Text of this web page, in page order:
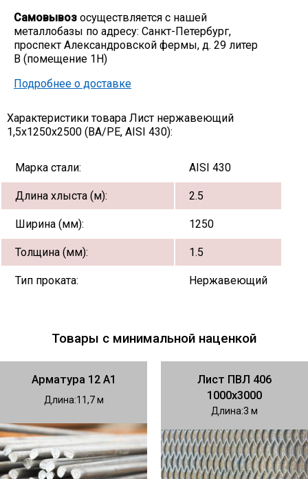
Алюминиевый прокат
Самовывоз осуществляется с нашей
металлобазы по адресу: Санкт-Петербург,
проспект Александровской фермы, д. 29 литер
В (помещение 1Н)
Подробнее о доставке
Характеристики товара Лист нержавеющий
1,5х1250х2500 (ВА/РЕ, AISI 430):
Марка стали: AISI 430
Длина хлыста (м): 2.5
Ширина (мм): 1250
Толщина (мм): 1.5
Тип проката: Нержавеющий
Товары с минимальной наценкой
Арматура 12 А1
Длина 11,7
Лист ПВЛ 406
1000х3000
Длина 3